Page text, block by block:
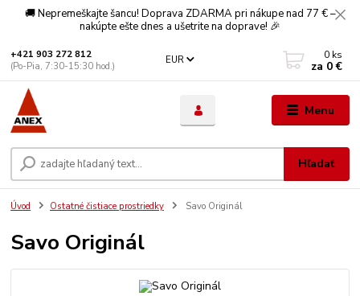
🚚 Nepremeškajte šancu! Doprava ZDARMA pri nákupe nad 77 € –
nakúpte ešte dnes a ušetrite na doprave! 🎉
Menu
EUR
Hľadať
+421 903 272 812
(Po-Pia, 7:30-15:30 hod.)
0 ks
za 0 €
Úvod Ostatné čistiace prostriedky Savo Originál
Savo Originál